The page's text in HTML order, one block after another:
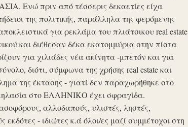
Ενώ πριν από τέσσερις δεκαετίες είχα
της πολιτικής, παράλληλα της φερόμενης
για ρεκλάμα του πλιάτσικου real estate
και διέθεσαν δέκα εκατομμύρια στην πίστα
για χιλιάδες νέα ακίνητα -μπετόν και για
διότι, σύμφωνα της χρήσης real estate και
της έκτασης - γιατί δεν παραχωρήθηκε στο
στο ΕΛΛΗΝΙΚΟ έχει σφραγίδα.
αλλοδαπούς, υλιστές, ληστές,
εκδότες - ιδιώτες κ.ά όλοι/ες μαζί συμμέτοχοι στη